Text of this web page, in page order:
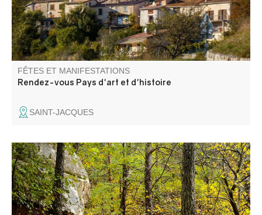
FÊTES ET MANIFESTATIONS
Rendez-vous Pays d'art et d'histoire
SAINT-JACQUES
L'association Fugeret Sports Loisirs vous propose un Trail
à travers la châtaigneraie et les sublimes couleurs de
l'automne.